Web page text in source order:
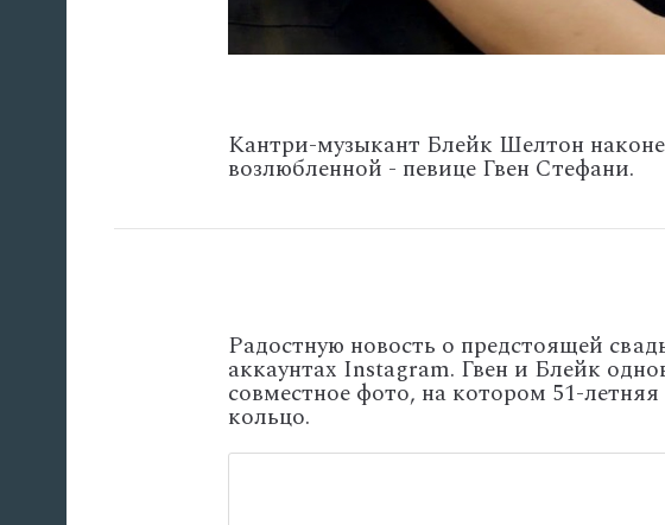
Кантри-музыкант Блейк Шелтон
возлюбленной - певице Гвен Стефани.
Радостную новость о предстоящей
аккаунтах Instagram. Гвен и Блейк
совместное фото, на котором 51-
кольцо.